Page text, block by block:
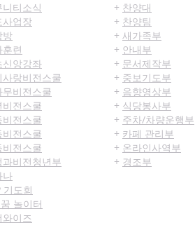
니티​소식
사업장
방
련
신앙강좌
사랑비전스쿨
무비전스쿨
비전스쿨
비전스쿨
비전스쿨
비전스쿨
과비전청년부
나
기도회
놀이터
와이즈
+ 찬양대
+ 찬양팀
+ 새가족부
+ 안내부
+ 문서제작부
+ 중보기도부
+ 음향영상부
+ 식당봉사부
+ 주차/차량운행부
+ 카페 관리부
+ 온라인사역부
+ 경조부